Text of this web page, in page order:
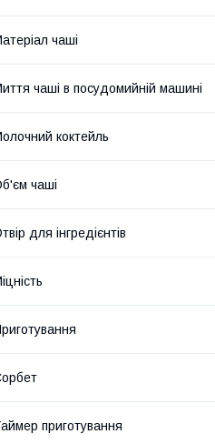
чаші
чаші в посудомийній машині
коктейль
чаші
для інгредієнтів
приготування